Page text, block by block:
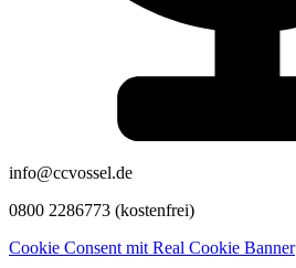
info@ccvossel.de
0800 2286773 (kostenfrei)
Cookie Consent mit Real Cookie Banner